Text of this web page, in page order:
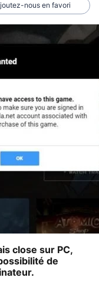
nous en favori
close sur PC,
de